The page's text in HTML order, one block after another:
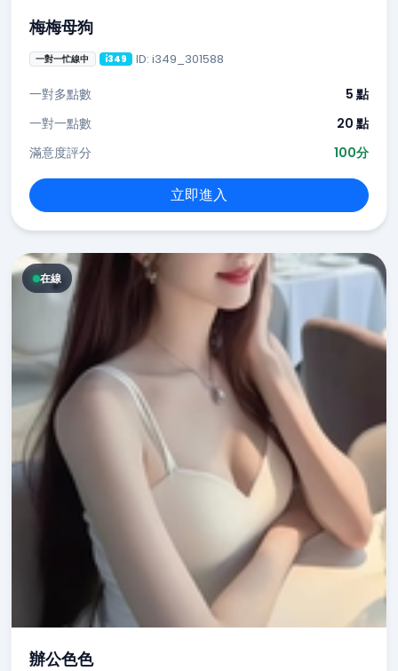
梅梅母狗
一對一忙線中 i349 ID: i349_301588
一對多點數
5 點
一對一點數
20 點
滿意度評分
100分
立即進入
在線
辦公色色